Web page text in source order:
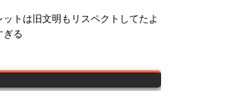
トは旧文明もリスペクトしてたよ
ぎる